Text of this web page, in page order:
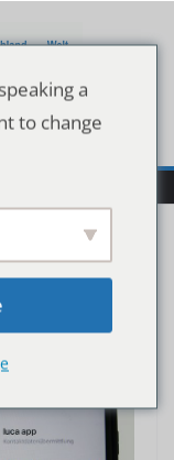
a
to change